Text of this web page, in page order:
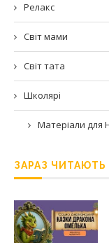
Релакс
Світ мами
Світ тата
Школярі
Матеріали для
ЗАРАЗ ЧИТАЮТЬ